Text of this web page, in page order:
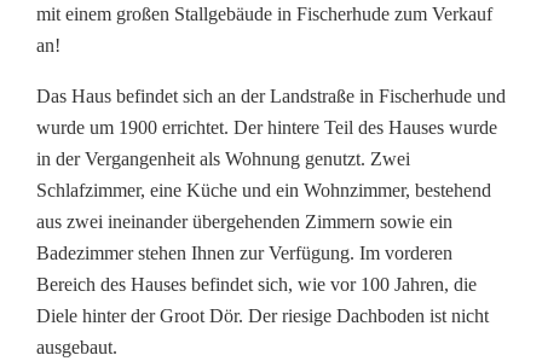
mit einem großen Stallgebäude in Fischerhude zum Verkauf
an!
Das Haus befindet sich an der Landstraße in Fischerhude und
wurde um 1900 errichtet. Der hintere Teil des Hauses wurde
in der Vergangenheit als Wohnung genutzt. Zwei
Schlafzimmer, eine Küche und ein Wohnzimmer, bestehend
aus zwei ineinander übergehenden Zimmern sowie ein
Badezimmer stehen Ihnen zur Verfügung. Im vorderen
Bereich des Hauses befindet sich, wie vor 100 Jahren, die
Diele hinter der Groot Dör. Der riesige Dachboden ist nicht
ausgebaut.